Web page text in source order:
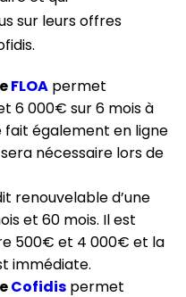
sur leurs offres
FLOA permet
6 000€ sur 6 mois à
fait également en ligne
nécessaire lors de
renouvelable d’une
et 60 mois. Il est
500€ et 4 000€ et la
immédiate.
Cofidis permet